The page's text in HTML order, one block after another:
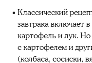
Классический
завтрака включает
картофель и лук.
с картофелем и
(колбаса, сосиски,